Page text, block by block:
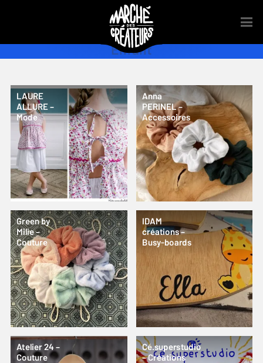
Enfant
LAURE
ALLURE –
Mode
Anna
PERINEL –
Accessoires
Green by
Milie –
Couture
IDAM
créations –
Busy-boards
Atelier 24 –
Couture
Cé.superstudio
– Créations